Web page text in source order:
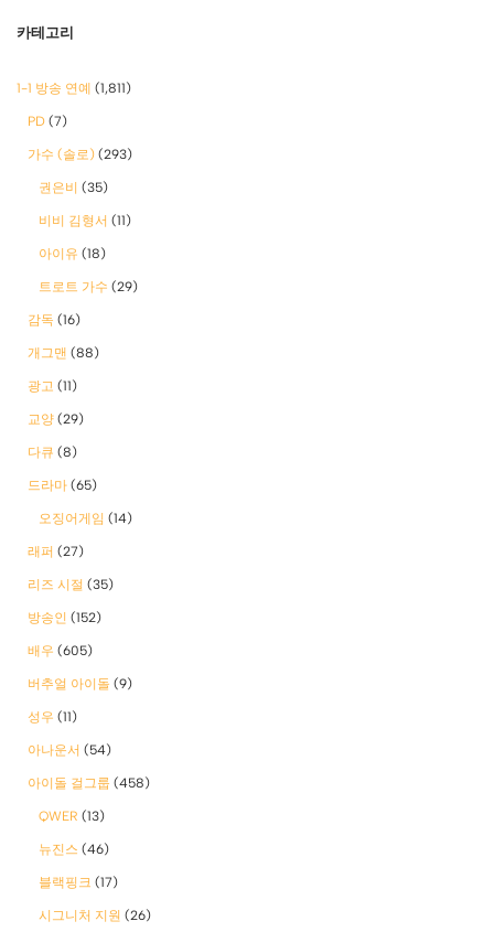
카테고리
1-1 방송 연예 (1,811)
PD (7)
가수 (솔로) (293)
권은비 (35)
비비 김형서 (11)
아이유 (18)
트로트 가수 (29)
감독 (16)
개그맨 (88)
광고 (11)
교양 (29)
다큐 (8)
드라마 (65)
오징어게임 (14)
래퍼 (27)
리즈 시절 (35)
방송인 (152)
배우 (605)
버추얼 아이돌 (9)
성우 (11)
아나운서 (54)
아이돌 걸그룹 (458)
QWER (13)
뉴진스 (46)
블랙핑크 (17)
시그니처 지원 (26)